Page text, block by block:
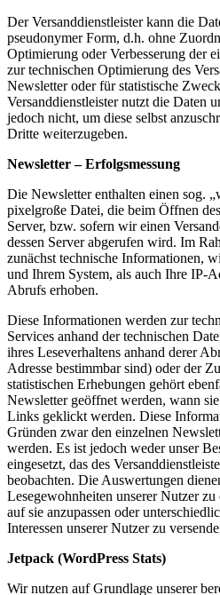
Der Versanddienstleister kann die
pseudonymer Form, d.h. ohne
Optimierung oder Verbesserung der
zur technischen Optimierung des
Newsletter oder für statistische
Versanddienstleister nutzt die Daten
jedoch nicht, um diese selbst
Dritte weiterzugeben.
Newsletter – Erfolgsmessung
Die Newsletter enthalten einen sog.
pixelgroße Datei, die beim Öffnen
Server, bzw. sofern wir einen
dessen Server abgerufen wird. Im
zunächst technische Informationen,
und Ihrem System, als auch Ihre IP-
Abrufs erhoben.
Diese Informationen werden zur
Services anhand der technischen
ihres Leseverhaltens anhand derer
Adresse bestimmbar sind) oder der
statistischen Erhebungen gehört
Newsletter geöffnet werden, wann
Links geklickt werden. Diese
Gründen zwar den einzelnen
werden. Es ist jedoch weder unser
eingesetzt, das des
beobachten. Die Auswertungen
Lesegewohnheiten unserer Nutzer
auf sie anzupassen oder
Interessen unserer Nutzer zu
Jetpack (WordPress Stats)
Wir nutzen auf Grundlage unserer